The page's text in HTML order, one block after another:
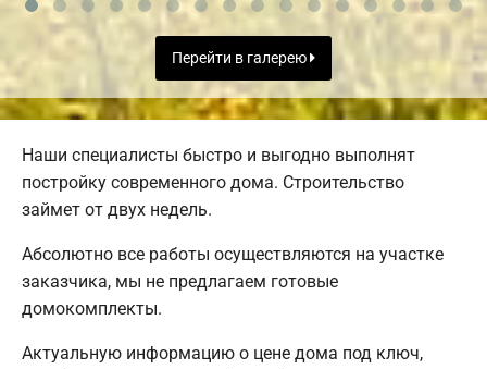
Перейти в галерею
Наши специалисты быстро и выгодно выполнят
постройку современного дома. Строительство
займет от двух недель.
Абсолютно все работы осуществляются на участке
заказчика, мы не предлагаем готовые
домокомплекты.
Актуальную информацию о цене дома под ключ,